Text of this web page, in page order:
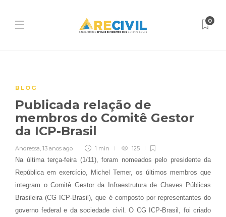
0
BLOG
Publicada relação de
membros do Comitê Gestor
da ICP-Brasil
Andressa, 13 anos ago 1 min 125
Na última terça-feira (1/11), foram nomeados pelo presidente da
República em exercício, Michel Temer, os últimos membros que
integram o Comitê Gestor da Infraestrutura de Chaves Públicas
Brasileira (CG ICP-Brasil), que é composto por representantes do
governo federal e da sociedade civil. O CG ICP-Brasil, foi criado